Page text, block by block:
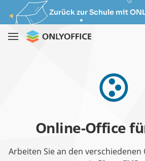
Zurück zur Schule mit
Online-Office
Arbeiten Sie an den